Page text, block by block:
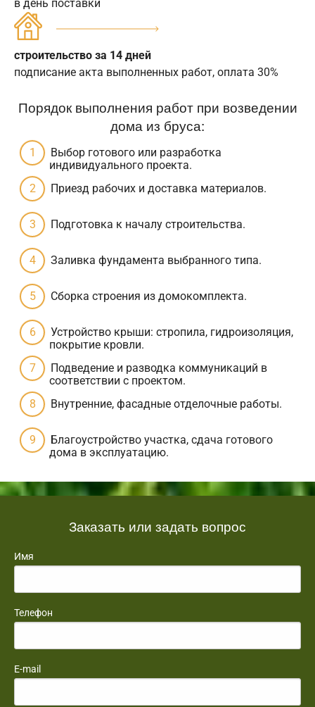
в день поставки
строительство за 14 дней
подписание акта выполненных работ, оплата 30%
Порядок выполнения работ при возведении
дома из бруса:
Выбор готового или разработка
индивидуального проекта.
Приезд рабочих и доставка материалов.
Подготовка к началу строительства.
Заливка фундамента выбранного типа.
Сборка строения из домокомплекта.
Устройство крыши: стропила, гидроизоляция,
покрытие кровли.
Подведение и разводка коммуникаций в
соответствии с проектом.
Внутренние, фасадные отделочные работы.
Благоустройство участка, сдача готового
дома в эксплуатацию.
Заказать или задать вопрос
Имя
Телефон
E-mail